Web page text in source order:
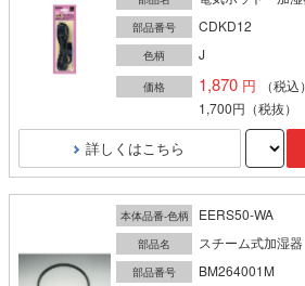
部品番号 CDKD12
色柄 J
価格 1,870
（税込）
1,700円 （税抜）
詳しくはこちら
本体品番-色柄 EERS50-WA
部品名 スチーム式加湿
部品番号 BM264001M